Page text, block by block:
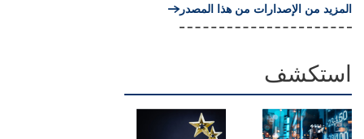
المزيد من الإصدارات من هذا المصدر
استكشف